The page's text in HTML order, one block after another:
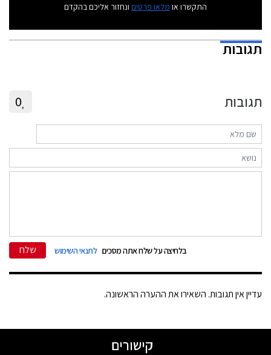
התקשרו או מלאו פרטים ונחזור אליכם בהקדם
תגובות
תגובות 0
בלחיצה על שלח אתה מסכים לתנאי השימוש שלח
עדיין אין תגובות. השאירו את ההערה הראשונה.
קישורים